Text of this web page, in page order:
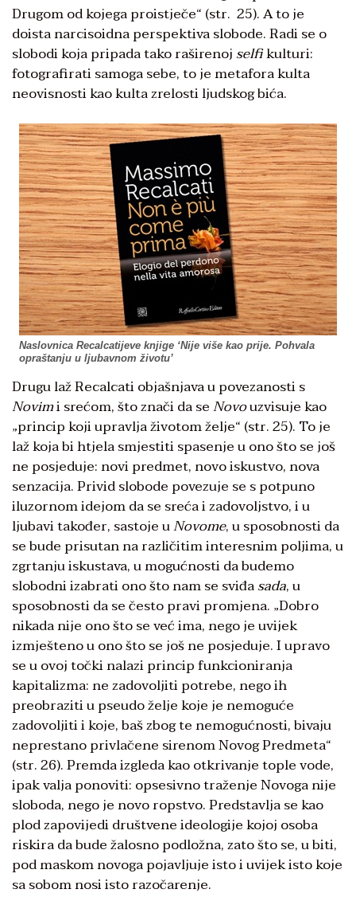
Drugom od kojega proistječe“ (str. 25). A to je
doista narcisoidna perspektiva slobode. Radi se o
slobodi koja pripada tako raširenojselfikulturi:
fotografirati samoga sebe, to je metafora kulta
neovisnosti kao kulta zrelosti ljudskog bića.
Naslovnica Recalcatijeve knjige ‘Nije više kao prije. Pohvala
opraštanju u ljubavnom životu’
Drugu laž Recalcati objašnjava u povezanosti s
Novimi srećom, što znači da seNovouzvisuje kao
„princip koji upravlja životom želje“ (str. 25). To je
laž koja bi htjela smjestiti spasenje u ono što se još
ne posjeduje: novi predmet, novo iskustvo, nova
senzacija. Privid slobode povezuje se s potpuno
iluzornom idejom da se sreća i zadovoljstvo, i u
ljubavi također, sastoje uNovome, u sposobnosti da
se bude prisutan na različitim interesnim poljima, u
zgrtanju iskustava, u mogućnosti da budemo
slobodni izabrati ono što nam se sviđasada, u
sposobnosti da se često pravi promjena. „Dobro
nikada nije ono što se već ima, nego je uvijek
izmješteno u ono što se još ne posjeduje. I upravo
se u ovoj točki nalazi princip funkcioniranja
kapitalizma: ne zadovoljiti potrebe, nego ih
preobraziti u pseudo želje koje je nemoguće
zadovoljiti i koje, baš zbog te nemogućnosti, bivaju
neprestano privlačene sirenom Novog Predmeta“
(str. 26). Premda izgleda kao otkrivanje tople vode,
ipak valja ponoviti: opsesivno traženje Novoga nije
sloboda, nego je novo ropstvo. Predstavlja se kao
plod zapovijedi društvene ideologije kojoj osoba
riskira da bude žalosno podložna, zato što se, u biti,
pod maskom novoga pojavljuje isto i uvijek isto koje
sa sobom nosi isto razočarenje.